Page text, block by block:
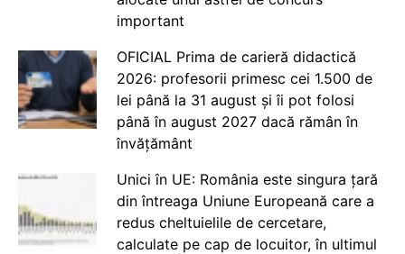
important
OFICIAL Prima de carieră didactică
2026: profesorii primesc cei 1.500 de
lei până la 31 august și îi pot folosi
până în august 2027 dacă rămân în
învățământ
Unici în UE: România este singura țară
din întreaga Uniune Europeană care a
redus cheltuielile de cercetare,
calculate pe cap de locuitor, în ultimul